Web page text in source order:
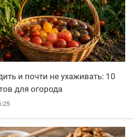
и почти не ухаживать: 10
для огорода